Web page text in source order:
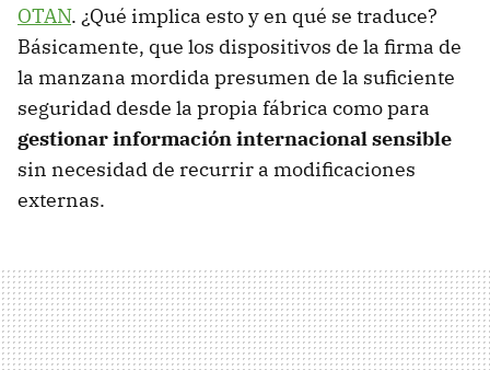
OTAN. ¿Qué implica esto y en qué se traduce?
Básicamente, que los dispositivos de la firma de
la manzana mordida presumen de la suficiente
seguridad desde la propia fábrica como para
gestionar información internacional sensible
sin necesidad de recurrir a modificaciones
externas.